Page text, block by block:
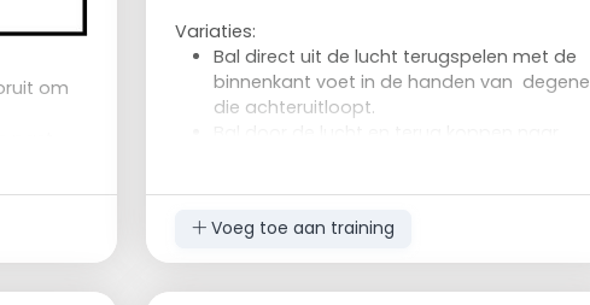
om
te
Variaties:
Bal direct uit de lucht terugspelen met de
binnenkant voet in de handen van degene
die achteruitloopt.
Voeg toe aan training